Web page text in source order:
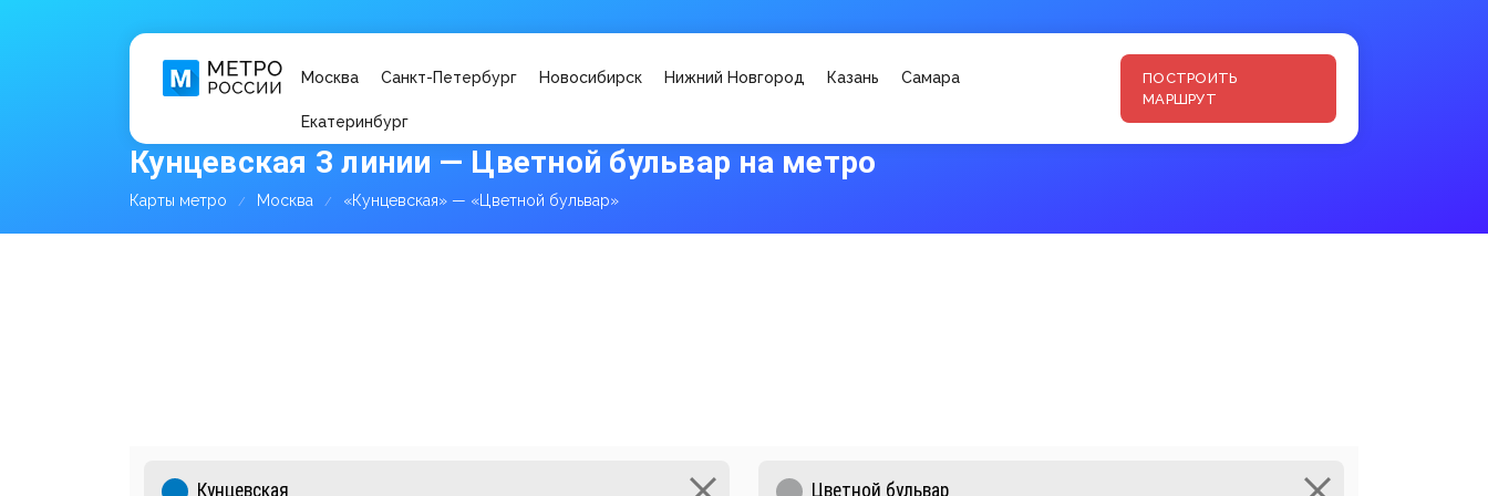
Москва Санкт-Петербург Новосибирск Нижний Новгород Казань Самара
Екатеринбург
ПОСТРОИТЬ
МАРШРУТ
Кунцевская 3 линии — Цветной бульвар на метро
Карты метро Москва «Кунцевская» — «Цветной бульвар»